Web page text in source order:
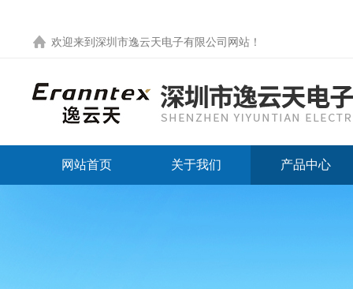
欢迎来到 深圳市逸云天电子有限公司网站 ！
网站首页 关于我们 产品中心